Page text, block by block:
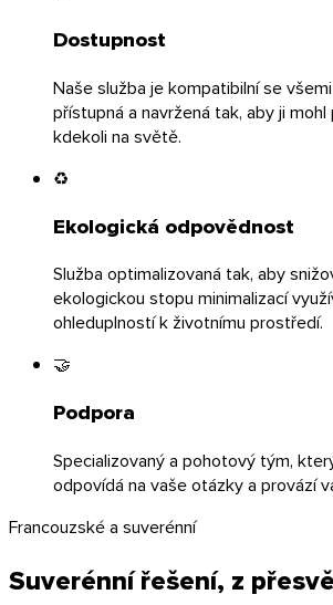
Dostupnost
Naše služba je kompatibilní se
přístupná a navržená tak, aby ji
kdekoli na světě.
♻️
Ekologická odpovědnost
Služba optimalizovaná tak, aby
ekologickou stopu minimalizací
ohleduplností k životnímu prostředí.
🤝
Podpora
Specializovaný a pohotový tým,
odpovídá na vaše otázky a provází
Francouzské a suverénní
Suverénní řešení, z